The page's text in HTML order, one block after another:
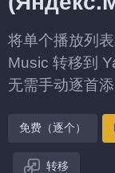
将单个播放列
Music 转移到
无需手动逐首添
免费（逐个）
转移